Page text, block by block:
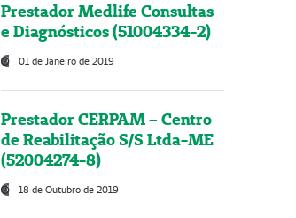
Prestador Medlife Consultas
e Diagnósticos (51004334-2)
01 de Janeiro de 2019
Prestador CERPAM – Centro
de Reabilitação S/S Ltda-ME
(52004274-8)
18 de Outubro de 2019